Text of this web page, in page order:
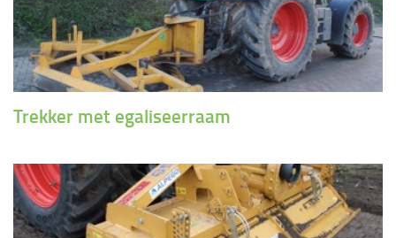
Trekker met egaliseerraam